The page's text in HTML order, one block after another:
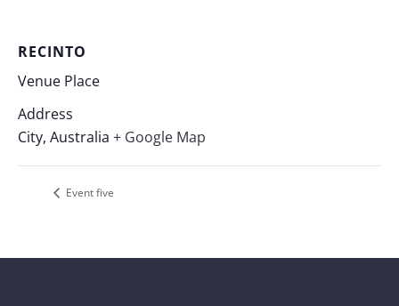
RECINTO
Venue Place
Address
City, Australia + Google Map
Event five